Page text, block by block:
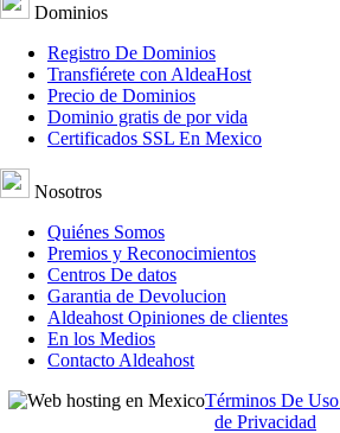
Dominios
Registro De Dominios
Transfiérete con AldeaHost
Precio de Dominios
Dominio gratis de por vida
Certificados SSL En Mexico
Nosotros
Quiénes Somos
Premios y Reconocimientos
Centros De datos
Garantia de Devolucion
Aldeahost Opiniones de clientes
En los Medios
Contacto Aldeahost
Términos De Uso
de Privacidad